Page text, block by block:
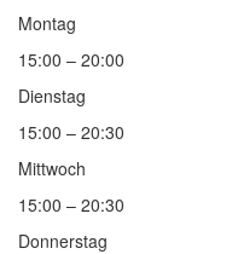
Montag
15:00 – 20:00
Dienstag
15:00 – 20:30
Mittwoch
15:00 – 20:30
Donnerstag